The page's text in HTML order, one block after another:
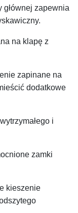
głównej zapewnia
na klapę z
zapinane na
dodatkowe
i
zamki
kieszenie